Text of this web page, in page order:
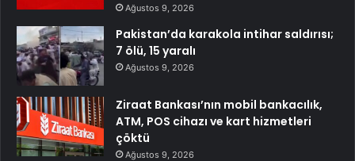
Ağustos 9, 2026
Pakistan’da karakola intihar saldırısı;
7 ölü, 15 yaralı
Ağustos 9, 2026
Ziraat Bankası’nın mobil bankacılık,
ATM, POS cihazı ve kart hizmetleri
çöktü
Ağustos 9, 2026